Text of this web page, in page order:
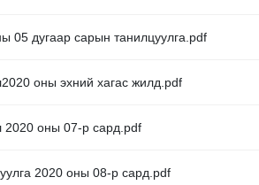
05 дугаар сарын танилцуулга.pdf
оны эхний хагас жилд.pdf
2020 оны 07-р сард.pdf
2020 оны 08-р сард.pdf